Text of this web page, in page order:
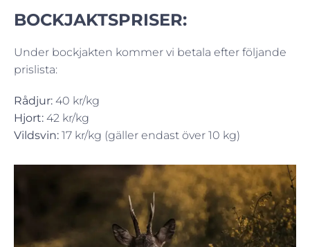
BOCKJAKTSPRISER:
Under bockjakten kommer vi betala efter följande
prislista:
Rådjur: 40 kr/kg
Hjort: 42 kr/kg
Vildsvin: 17 kr/kg (gäller endast över 10 kg)